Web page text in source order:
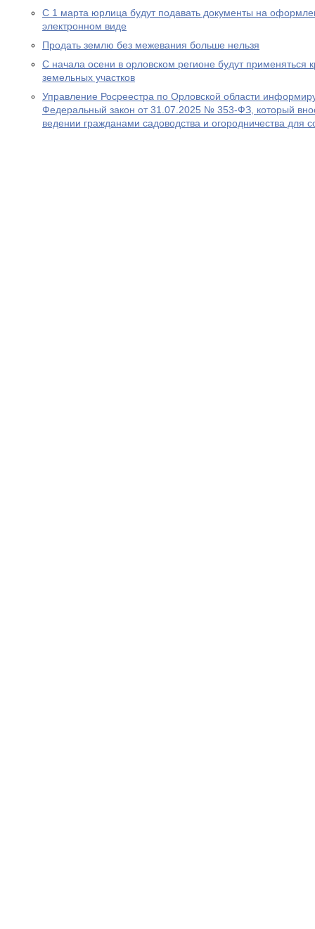
С 1 марта юрлица будут подавать документы на
электронном виде
Продать землю без межевания больше нельзя
С начала осени в орловском регионе будут применяться
земельных участков
Управление Росреестра по Орловской области
Федеральный закон от 31.07.2025 № 353-ФЗ, который
ведении гражданами садоводства и огородничества для